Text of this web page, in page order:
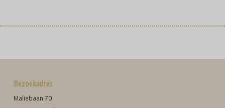
Bezoekadres
Maliebaan 70